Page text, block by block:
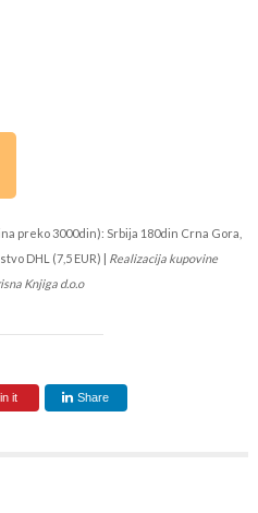
preko 3000din): Srbija 180din Crna Gora,
DHL (7,5 EUR) | Realizacija kupovine
Knjiga d.o.o
it Share